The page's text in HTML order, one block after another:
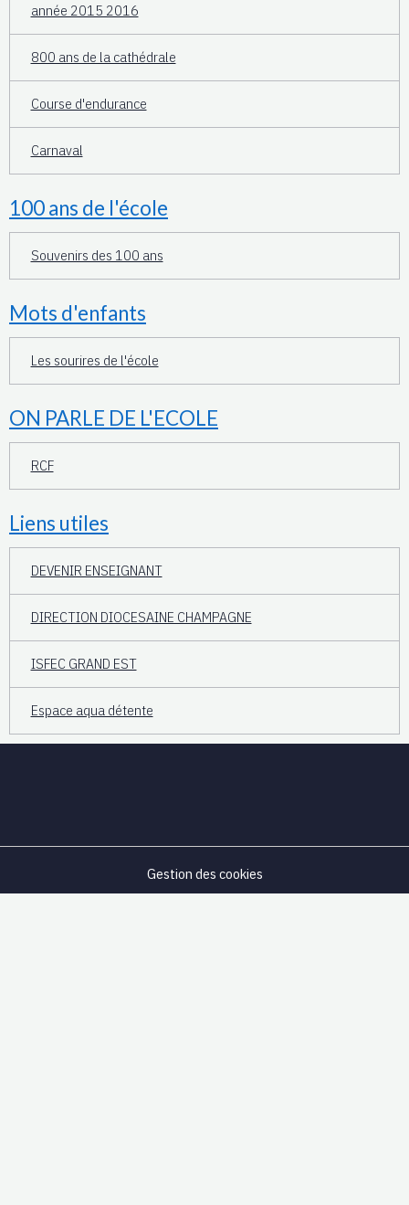
année 2015 2016
800 ans de la cathédrale
Course d'endurance
Carnaval
100 ans de l'école
Souvenirs des 100 ans
Mots d'enfants
Les sourires de l'école
ON PARLE DE L'ECOLE
RCF
Liens utiles
DEVENIR ENSEIGNANT
DIRECTION DIOCESAINE CHAMPAGNE
ISFEC GRAND EST
Espace aqua détente
Gestion des cookies